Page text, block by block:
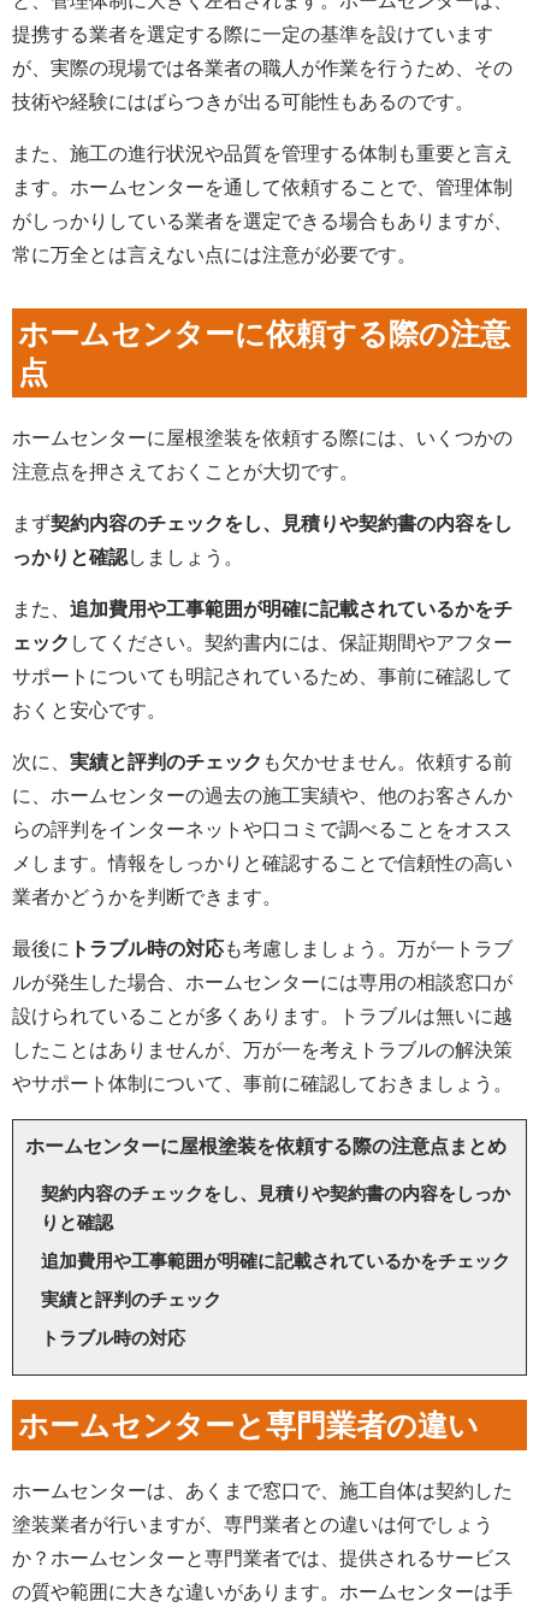
提携する業者を選定する際に一定の基準を設けています
が、実際の現場では各業者の職人が作業を行うため、その
技術や経験にはばらつきが出る可能性もあるのです。
また、施工の進行状況や品質を管理する体制も重要と言え
ます。ホームセンターを通して依頼することで、管理体制
がしっかりしている業者を選定できる場合もありますが、
常に万全とは言えない点には注意が必要です。
ホームセンターに依頼する際の注意
点
ホームセンターに屋根塗装を依頼する際には、いくつかの
注意点を押さえておくことが大切です。
まず契約内容のチェックをし、見積りや契約書の内容をし
っかりと確認しましょう。
また、 追加費用や工事範囲が明確に記載されているかをチ
ェック してください。契約書内には、保証期間やアフター
サポートについても明記されているため、事前に確認して
おくと安心です。
次に、 実績と評判のチェック も欠かせません。依頼する前
に、ホームセンターの過去の施工実績や、他のお客さんか
らの評判をインターネットや口コミで調べることをオスス
メします。情報をしっかりと確認することで信頼性の高い
業者かどうかを判断できます。
最後に トラブル時の対応も考慮しましょう。万が一トラブ
ルが発生した場合、ホームセンターには専用の相談窓口が
設けられていることが多くあります。トラブルは無いに越
したことはありませんが、万が一を考えトラブルの解決策
やサポート体制について、事前に確認しておきましょう。
ホームセンターに屋根塗装を依頼する際の注意点まとめ
契約内容のチェックをし、見積りや契約書の内容をしっか
りと確認
追加費用や工事範囲が明確に記載されているかをチェック
実績と評判のチェック
トラブル時の対応
ホームセンターと専門業者の違い
ホームセンターは、あくまで窓口で、施工自体は契約した
塗装業者が行いますが、専門業者との違いは何でしょう
か？ホームセンターと専門業者では、提供されるサービス
の質や範囲に大きな違いがあります。ホームセンターは手